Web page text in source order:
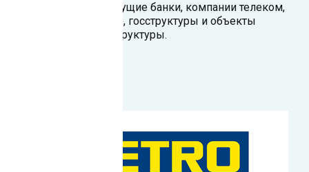
Наши клиенты — ведущие банки, компании телеком,
ритейл, производство, госструктуры и объекты
критической инфраструктуры.